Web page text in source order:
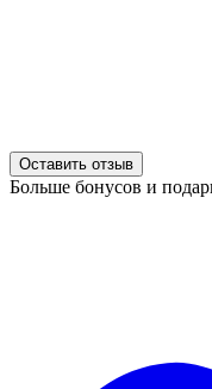
Оставить отзыв
Больше бонусов и